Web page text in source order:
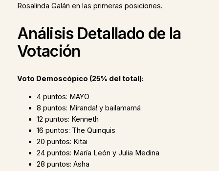
Rosalinda Galán en las primeras posiciones.
Análisis Detallado de la
Votación
Voto Demoscópico (25% del total):
4 puntos: MAYO
8 puntos: Miranda! y bailamamá
12 puntos: Kenneth
16 puntos: The Quinquis
20 puntos: Kitai
24 puntos: María León y Julia Medina
28 puntos: Asha